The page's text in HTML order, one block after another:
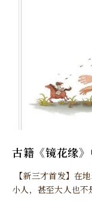
古籍《镜花缘
【新三才首发】在
小人，甚至大人也